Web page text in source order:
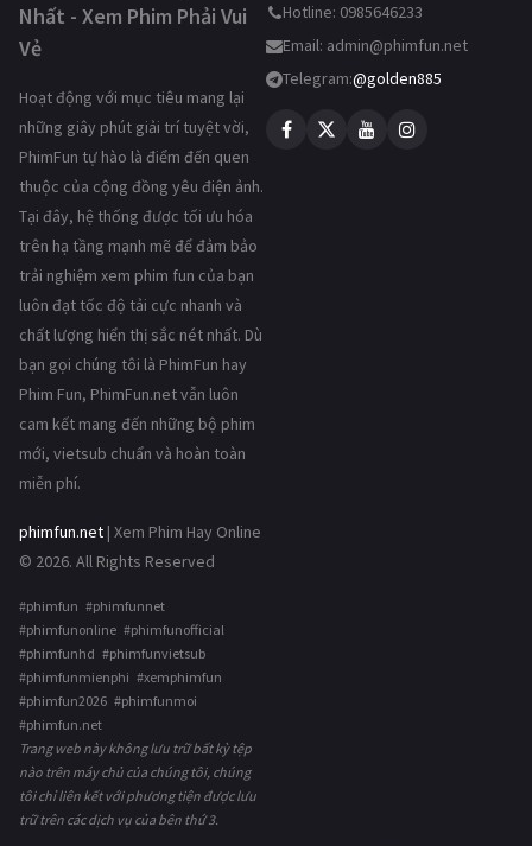
Nhất - Xem Phim Phải Vui
Vẻ
Hoạt động với mục tiêu mang lại
những giây phút giải trí tuyệt vời,
PhimFun tự hào là điểm đến quen
thuộc của cộng đồng yêu điện ảnh.
Tại đây, hệ thống được tối ưu hóa
trên hạ tầng mạnh mẽ để đảm bảo
trải nghiệm xem phim fun của bạn
luôn đạt tốc độ tải cực nhanh và
chất lượng hiển thị sắc nét nhất. Dù
bạn gọi chúng tôi là PhimFun hay
Phim Fun, PhimFun.net vẫn luôn
cam kết mang đến những bộ phim
mới, vietsub chuẩn và hoàn toàn
miễn phí.
phimfun.net | Xem Phim Hay Online
© 2026. All Rights Reserved
#phimfun #phimfunnet
#phimfunonline #phimfunofficial
#phimfunhd #phimfunvietsub
#phimfunmienphi #xemphimfun
#phimfun2026 #phimfunmoi
#phimfun.net
Trang web này không lưu trữ bất kỳ tệp
nào trên máy chủ của chúng tôi, chúng
tôi chỉ liên kết với phương tiện được lưu
trữ trên các dịch vụ của bên thứ 3.
Hotline: 0985646233
Email: admin@phimfun.net
Telegram:@golden885